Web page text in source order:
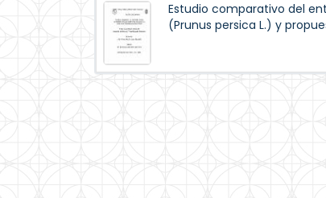
Estudio comparativo del
(Prunus persica L.) y